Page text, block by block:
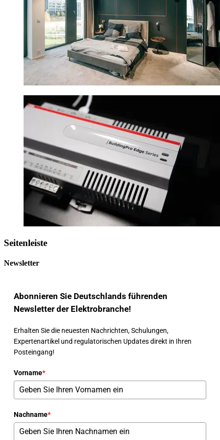
Seitenleiste
Newsletter
Abonnieren Sie Deutschlands führenden
Newsletter der Elektrobranche!
Erhalten Sie die neuesten Nachrichten, Schulungen,
Expertenartikel und regulatorischen Updates direkt in Ihren
Posteingang!
Vorname*
Nachname*